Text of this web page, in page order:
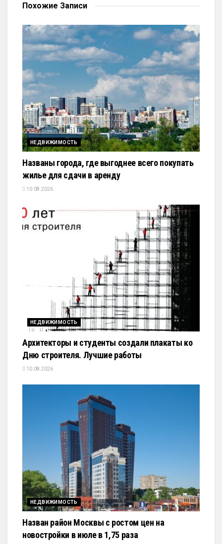
Похожие Записи
НЕДВИЖИМОСТЬ
Названы города, где выгоднее всего покупать
жилье для сдачи в аренду
10.08.2026
НЕДВИЖИМОСТЬ
Архитекторы и студенты создали плакаты ко
Дню строителя. Лучшие работы
10.08.2026
НЕДВИЖИМОСТЬ
Назван район Москвы с ростом цен на
новостройки в июле в 1,75 раза